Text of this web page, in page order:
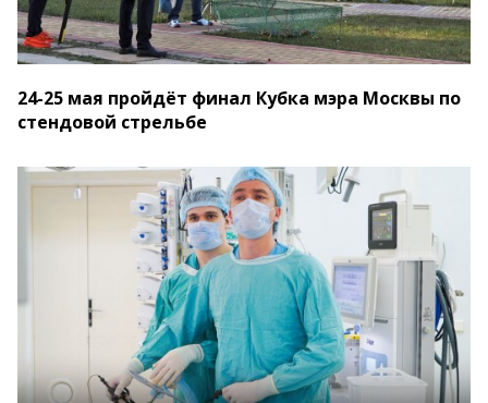
24-25 мая пройдёт финал Кубка мэра Москвы по
стендовой стрельбе